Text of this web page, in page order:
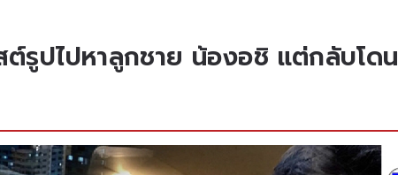
รูปไปหาลูกชาย น้องอชิ แต่กลับโดน